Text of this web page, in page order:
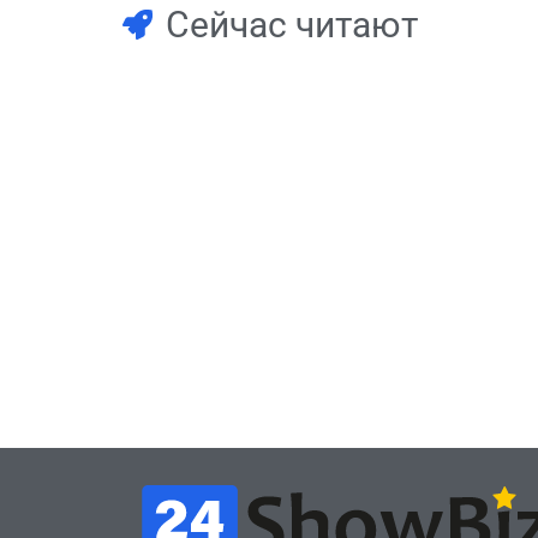
Сейчас читают